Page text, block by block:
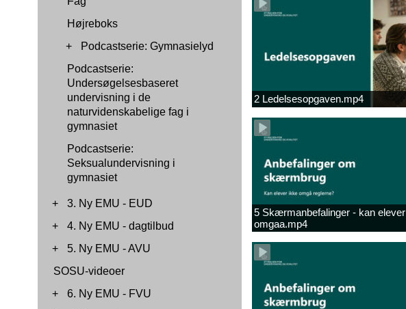
Højreboks
+
Podcastserie: Gymnasielyd
Podcastserie:
Undersøgelsesbaseret
undervisning i de
naturvidenskabelige fag i
gymnasiet
Podcastserie:
Seksualundervisning i
gymnasiet
+
3. Ny EMU - EUD
+
4. Ny EMU - dagtilbud
+
5. Ny EMU - AVU
SOSU-videoer
+
6. Ny EMU - FVU
2 Ledelsesopgaven.mp4
5 Skærmanbefalinger - kan elever
omgaa.mp4